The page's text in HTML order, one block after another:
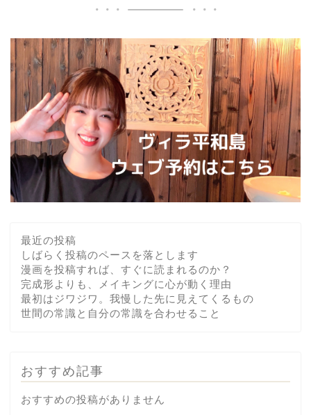
最近の投稿
しばらく投稿のペースを落とします
漫画を投稿すれば、すぐに読まれるのか？
完成形よりも、メイキングに心が動く理由
最初はジワジワ。我慢した先に見えてくるもの
世間の常識と自分の常識を合わせること
おすすめ記事
おすすめの投稿がありません